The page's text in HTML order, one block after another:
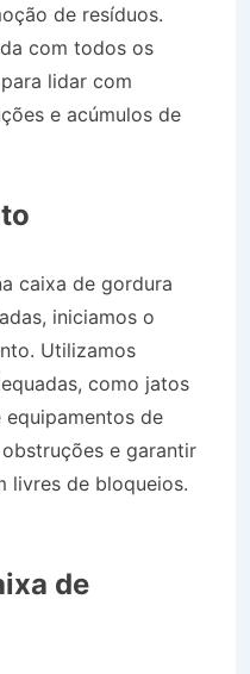
de resíduos.
com todos os
lidar com
e acúmulos de
caixa de gordura
iniciamos o
Utilizamos
como jatos
de
e garantir
livres de bloqueios.
de